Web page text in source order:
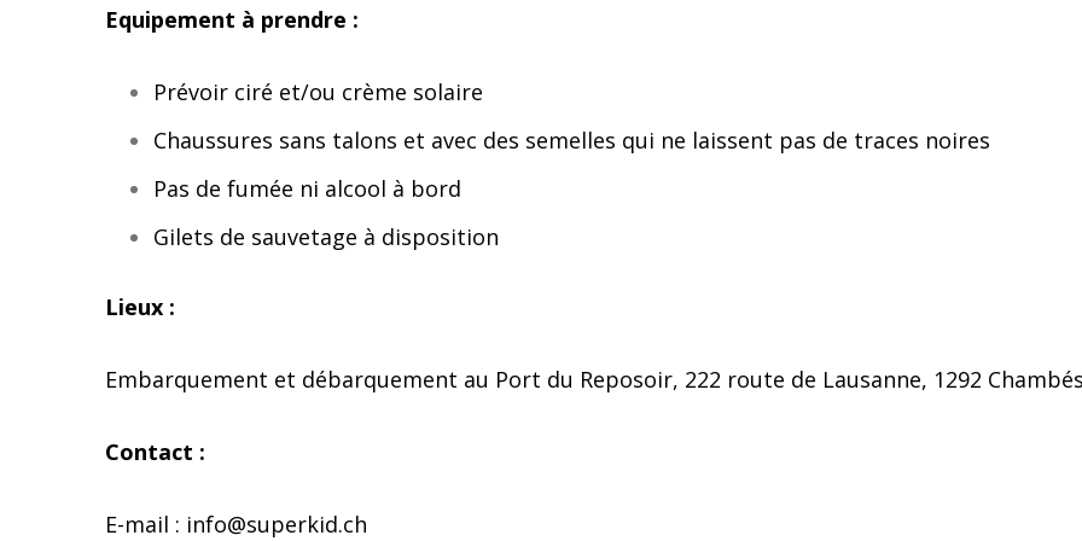
Equipement à prendre :
Prévoir ciré et/ou crème solaire
Chaussures sans talons et avec des semelles qui ne laissent pas de traces noires
Pas de fumée ni alcool à bord
Gilets de sauvetage à disposition
Lieux :
Embarquement et débarquement au Port du Reposoir, 222 route de Lausanne, 1292
Contact :
E-mail : info@superkid.ch